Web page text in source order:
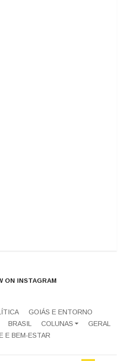
ON INSTAGRAM
GOIÁS E ENTORNO
BRASIL COLUNAS
GERAL
E BEM-ESTAR